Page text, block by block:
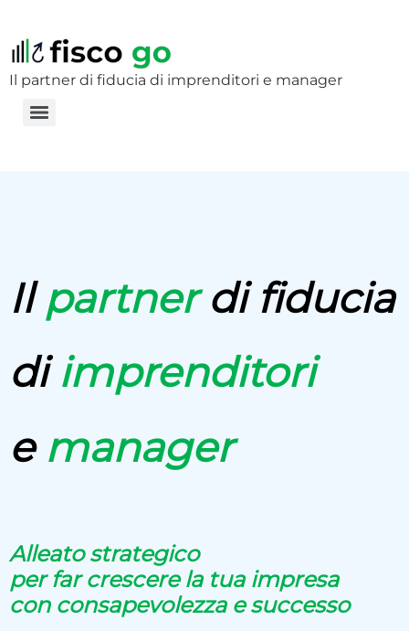
Il partner di fiducia di imprenditori e manager
Ilpartnerdi fiducia
diimprenditori
e manager
Alleato strategico
per far crescere la tua impresa
con consapevolezza e successo